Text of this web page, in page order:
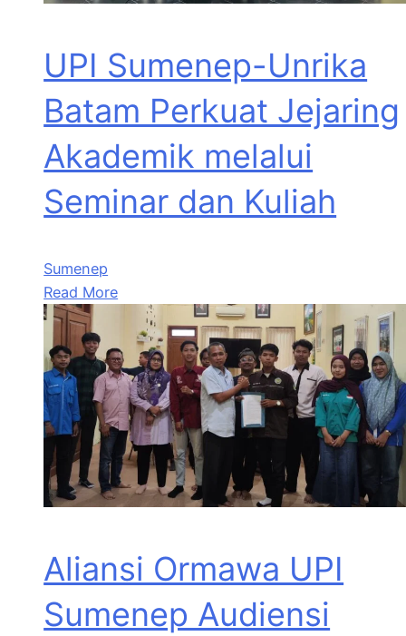
UPI Sumenep-Unrika
Batam Perkuat Jejaring
Akademik melalui
Seminar dan Kuliah
Sumenep
Read More
Aliansi Ormawa UPI
Sumenep Audiensi